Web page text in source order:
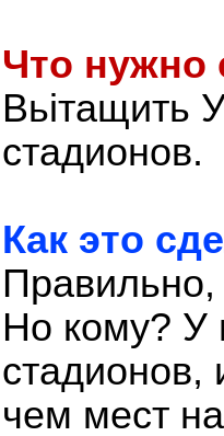
Что нужно
Вьітащить
стадионов.
Как это
Правильно,
Но кому? У
стадионов,
чем мест